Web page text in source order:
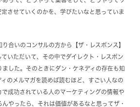
定させていくのかを、学びたいなと思っていま
合いのコンサルの方から【ザ・レスポンス】
いただいて、その中でダイレクト・レスポン
ました。そのときにダン・ケネディの存在も知
のメルマガを読めば読むほど、すごい人なの
成功されている人のマーケティングの情報や
んやったら、それは価値があるなと思ってザ・